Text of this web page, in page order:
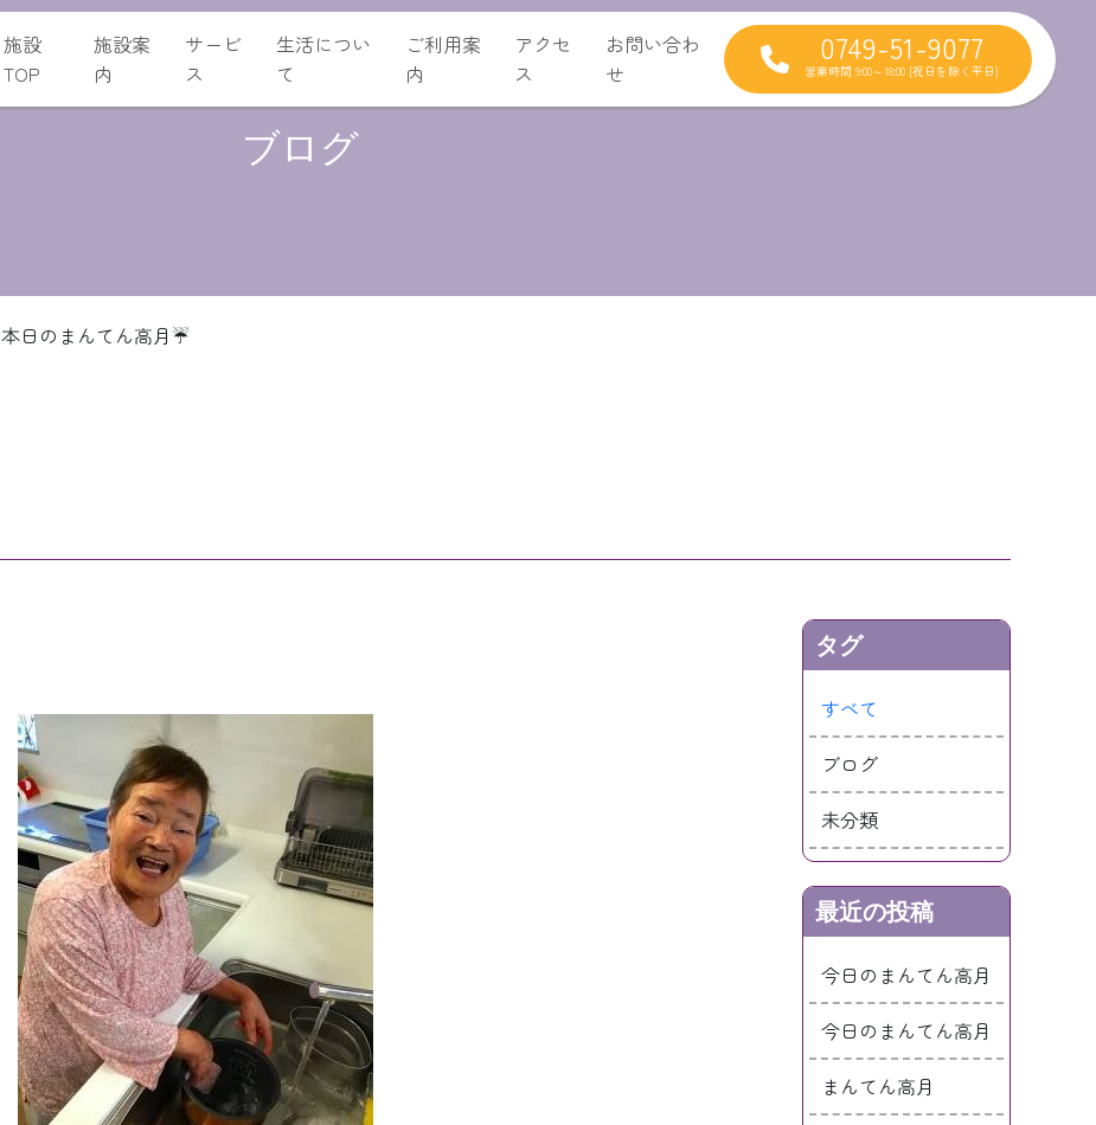
施設
TOP
施設案
内
サービ
ス
生活につい
て
ご利用案
内
アクセ
ス
お問い合わ
せ
0749-51-9077
営業時間 9:00～18:00 [祝日を除く平日]
ブログ
本日のまんてん高月☔
タグ
すべて
ブログ
未分類
最近の投稿
今日のまんてん高月
今日のまんてん高月
まんてん高月